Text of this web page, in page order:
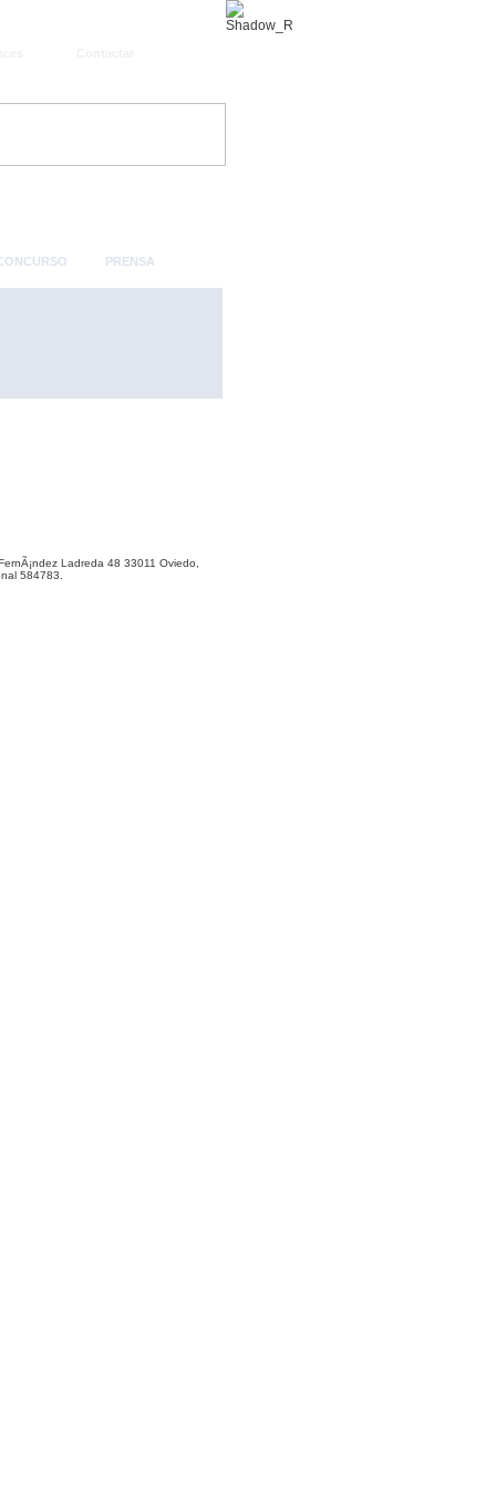
PRENSA
Ladreda 48 33011 Oviedo,
584783.